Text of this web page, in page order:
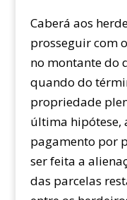
Caberá aos
prosseguir com
no montante do
quando do
propriedade
última hipótese,
pagamento por
ser feita a
das parcelas